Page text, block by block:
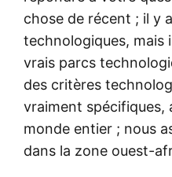
chose de récent ; il y
technologiques, mais
vrais parcs
des critères
vraiment spécifiques,
monde entier ; nous
dans la zone ouest-